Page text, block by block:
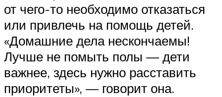
от чего-то необходимо отказаться
или привлечь на помощь детей.
«Домашние дела нескончаемы!
Лучше не помыть полы — дети
важнее, здесь нужно расставить
приоритеты», — говорит она.